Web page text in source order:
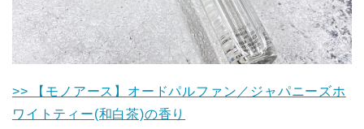
>> 【モノアース】オードパルファン／ジャパニーズホ
ワイトティー(和白茶)の香り